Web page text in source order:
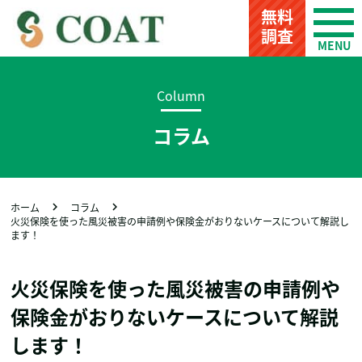
無料
調査
Column
コラム
ホーム
コラム
火災保険を使った風災被害の申請例や保険金がおりないケースについて解説し
ます！
火災保険を使った風災被害の申請例や
保険金がおりないケースについて解説
します！